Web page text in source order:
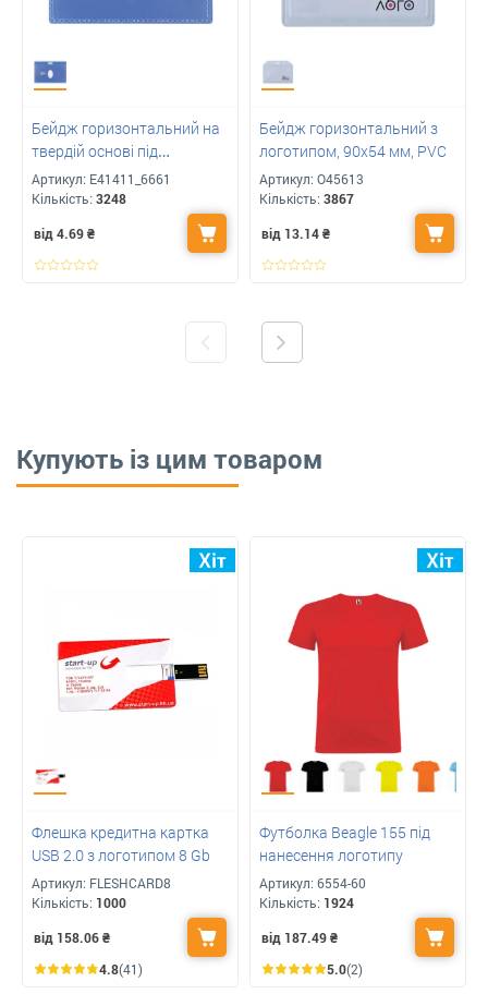
Бейдж горизонтальний на
твердій основі під
нанесення вашого
логотипу
Артикул: E41411_6661
Кількість: 3248
від 4.69₴
Бейдж горизонтальний з
логотипом, 90х54 мм, PVC
Артикул: O45613
Кількість: 3867
від 13.14₴
Купують із цим товаром
Флешка кредитна картка
USB 2.0 з логотипом 8 Gb
Артикул: FLESHCARD8
Кількість: 1000
від 158.06₴
4.8(41)
Футболка Beagle 155 під
нанесення логотипу
Артикул: 6554-60
Кількість: 1924
від 187.49₴
5.0(2)